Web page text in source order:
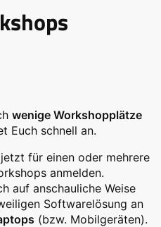
wenige Workshopplätze
Euch schnell an.
für einen oder mehrere
anmelden.
auf anschauliche Weise
Softwarelösung an
(bzw. Mobilgeräten).